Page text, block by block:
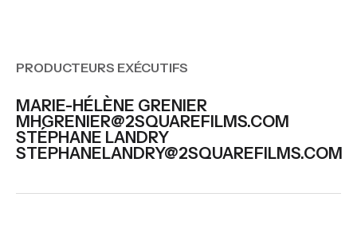
PRODUCTEURS EXÉCUTIFS
MARIE-HÉLÈNE GRENIER
MHGRENIER@2SQUAREFILMS.COM
STÉPHANE LANDRY
STEPHANELANDRY@2SQUAREFILMS.COM